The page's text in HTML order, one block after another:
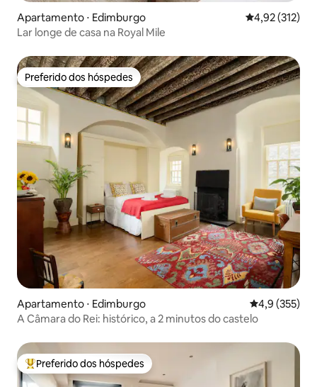
Apartamento ⋅ Edimburgo 4,92 de uma
4,92 (312)
Lar longe de casa na Royal Mile
Preferido dos hóspedes
Preferido dos hóspedes
Apartamento ⋅ Edimburgo 4,9 de uma
4,9 (355)
A Câmara do Rei: histórico, a 2 minutos do castelo
Entre os melhores preferidos dos hóspedes
Preferido dos hóspedes